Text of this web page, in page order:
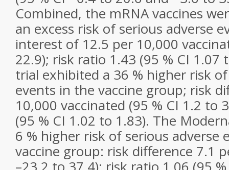
Combined, the mRNA vaccines
an excess risk of serious adverse
interest of 12.5 per 10,000
22.9); risk ratio 1.43 (95 % CI 1.07
trial exhibited a 36 % higher risk
events in the vaccine group; risk
10,000 vaccinated (95 % CI 1.2 to
(95 % CI 1.02 to 1.83). The
6 % higher risk of serious adverse
vaccine group: risk difference 7.1